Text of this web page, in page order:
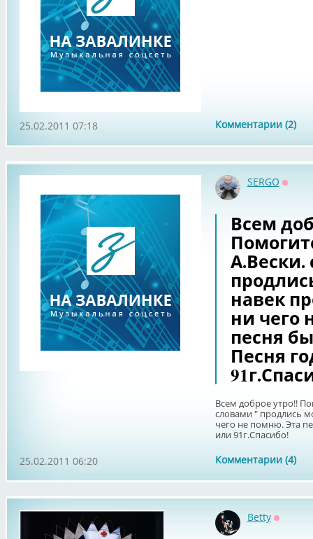
Комментарии (2)
25.02.2011 07:18
SERGO
Всем
А.Вески.
навек
ни чего
песня
Песня
Всем доброе утро!!
словами " продлись
чего не помню. Эта
или 91г.Спасибо!
Комментарии (4)
25.02.2011 06:20
Betty